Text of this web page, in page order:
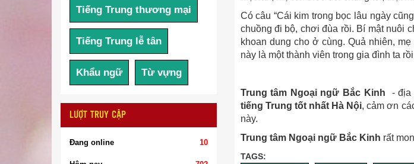
Tiếng Trung thương mại
Tiếng Trung lễ tân
Khẩu ngữ Từ vựng
LƯỢT TRUY CẬP
Đang online 10
Có câu “Cái kim trong bọc lâu ngày
chuồng đi bộ, chơi đùa rồi. Bí mật nuôi
khoan dung cho ở cùng. Quả nhiên,
này là một thành viên trong gia đình ta
Trung tâm Ngoại ngữ Bắc Kinh - địa
tiếng Trung tốt nhất Hà Nội, cảm ơn
này.
Trung tâm Ngoại ngữ Bắc Kinh rất
TAGS: